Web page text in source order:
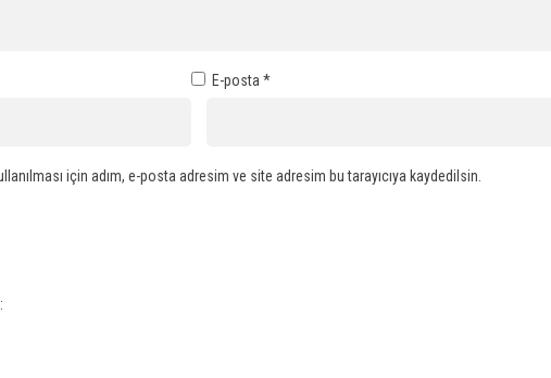
E-posta *
için adım, e-posta adresim ve site adresim bu tarayıcıya kaydedilsin.